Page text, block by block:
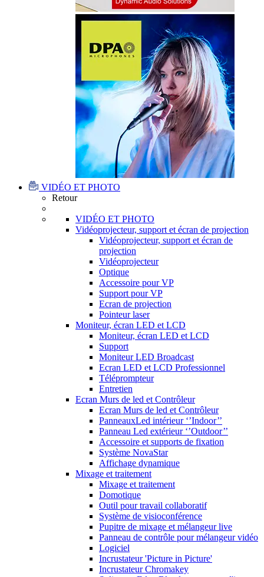
VIDÉO ET PHOTO
Retour
VIDÉO ET PHOTO
Vidéoprojecteur, support et écran de projection
Vidéoprojecteur, support et écran de
projection
Vidéoprojecteur
Optique
Accessoire pour VP
Support pour VP
Ecran de projection
Pointeur laser
Moniteur, écran LED et LCD
Moniteur, écran LED et LCD
Support
Moniteur LED Broadcast
Ecran LED et LCD Professionnel
Téléprompteur
Entretien
Ecran Murs de led et Contrôleur
Ecran Murs de led et Contrôleur
PanneauxLed intérieur ‘’Indoor’’
Panneau Led extérieur ‘’Outdoor’’
Accessoire et supports de fixation
Système NovaStar
Affichage dynamique
Mixage et traitement
Mixage et traitement
Domotique
Outil pour travail collaboratif
Système de visioconférence
Pupitre de mixage et mélangeur live
Panneau de contrôle pour mélangeur vidéo
Logiciel
Incrustateur 'Picture in Picture'
Incrustateur Chromakey